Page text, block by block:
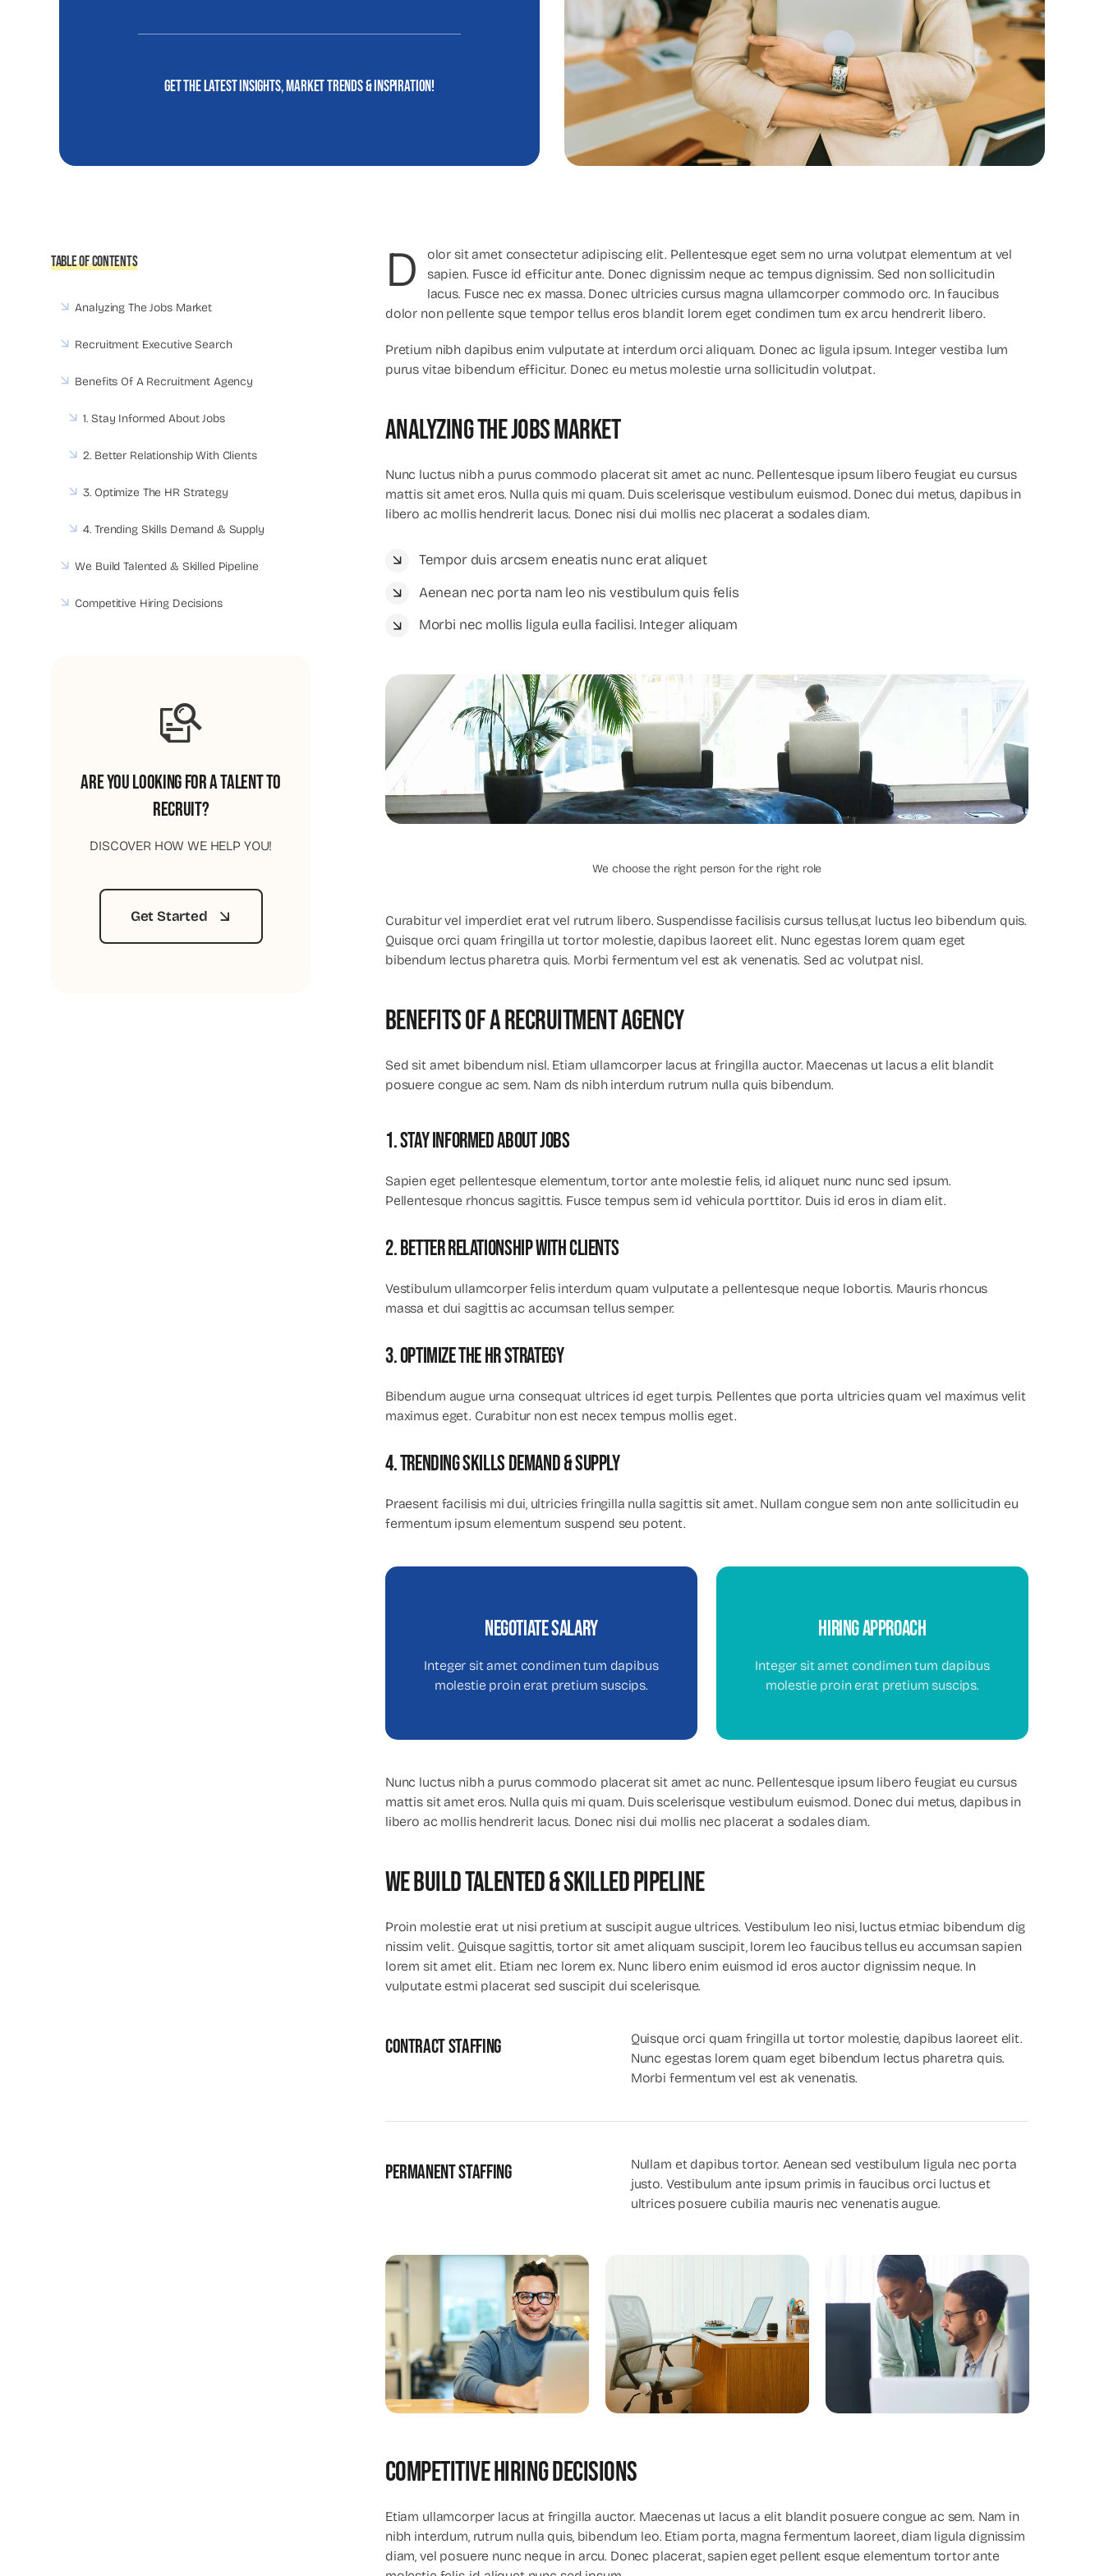
Get the latest insights, market trends & inspiration!
Table Of Contents
Analyzing The Jobs Market
Recruitment Executive Search
Benefits Of A Recruitment Agency
1. Stay Informed About Jobs
2. Better Relationship With Clients
3. Optimize The HR Strategy
4. Trending Skills Demand & Supply
We Build Talented & Skilled Pipeline
Competitive Hiring Decisions
Are You Looking For A Talent To
Recruit?
DISCOVER HOW WE HELP YOU!
Get Started
D
olor sit amet consectetur adipiscing elit. Pellentesque eget sem no urna volutpat elementum at vel
sapien. Fusce id efficitur ante. Donec dignissim neque ac tempus dignissim. Sed non sollicitudin
lacus. Fusce nec ex massa. Donec ultricies cursus magna ullamcorper commodo orc. In faucibus
dolor non pellente sque tempor tellus eros blandit lorem eget condimen tum ex arcu hendrerit libero.
Pretium nibh dapibus enim vulputate at interdum orci aliquam. Donec ac ligula ipsum. Integer vestiba lum
purus vitae bibendum efficitur. Donec eu metus molestie urna sollicitudin volutpat.
Analyzing The Jobs Market
Nunc luctus nibh a purus commodo placerat sit amet ac nunc. Pellentesque ipsum libero feugiat eu cursus
mattis sit amet eros. Nulla quis mi quam. Duis scelerisque vestibulum euismod. Donec dui metus, dapibus in
libero ac mollis hendrerit lacus. Donec nisi dui mollis nec placerat a sodales diam.
Tempor duis arcsem eneatis nunc erat aliquet
Aenean nec porta nam leo nis vestibulum quis felis
Morbi nec mollis ligula eulla facilisi. Integer aliquam
Recruitment Executive Search
We choose the right person for the right role
Curabitur vel imperdiet erat vel rutrum libero. Suspendisse facilisis cursus tellus,at luctus leo bibendum quis.
Quisque orci quam fringilla ut tortor molestie, dapibus laoreet elit. Nunc egestas lorem quam eget
bibendum lectus pharetra quis. Morbi fermentum vel est ak venenatis. Sed ac volutpat nisl.
Benefits Of A Recruitment Agency
Sed sit amet bibendum nisl. Etiam ullamcorper lacus at fringilla auctor. Maecenas ut lacus a elit blandit
posuere congue ac sem. Nam ds nibh interdum rutrum nulla quis bibendum.
1. Stay informed about jobs
Sapien eget pellentesque elementum, tortor ante molestie felis, id aliquet nunc nunc sed ipsum.
Pellentesque rhoncus sagittis. Fusce tempus sem id vehicula porttitor. Duis id eros in diam elit.
2. Better relationship with clients
Vestibulum ullamcorper felis interdum quam vulputate a pellentesque neque lobortis. Mauris rhoncus
massa et dui sagittis ac accumsan tellus semper.
3. Optimize the HR strategy
Bibendum augue urna consequat ultrices id eget turpis. Pellentes que porta ultricies quam vel maximus velit
maximus eget. Curabitur non est necex tempus mollis eget.
4. Trending skills demand & supply
Praesent facilisis mi dui, ultricies fringilla nulla sagittis sit amet. Nullam congue sem non ante sollicitudin eu
fermentum ipsum elementum suspend seu potent.
Negotiate Salary
Integer sit amet condimen tum dapibus
molestie proin erat pretium suscips.
Your Content Goes Here
Hiring Approach
Integer sit amet condimen tum dapibus
molestie proin erat pretium suscips.
Your Content Goes Here
Nunc luctus nibh a purus commodo placerat sit amet ac nunc. Pellentesque ipsum libero feugiat eu cursus
mattis sit amet eros. Nulla quis mi quam. Duis scelerisque vestibulum euismod. Donec dui metus, dapibus in
libero ac mollis hendrerit lacus. Donec nisi dui mollis nec placerat a sodales diam.
We Build Talented & Skilled Pipeline
Proin molestie erat ut nisi pretium at suscipit augue ultrices. Vestibulum leo nisi, luctus etmiac bibendum dig
nissim velit. Quisque sagittis, tortor sit amet aliquam suscipit, lorem leo faucibus tellus eu accumsan sapien
lorem sit amet elit. Etiam nec lorem ex. Nunc libero enim euismod id eros auctor dignissim neque. In
vulputate estmi placerat sed suscipit dui scelerisque.
Contract staffing
Quisque orci quam fringilla ut tortor molestie, dapibus laoreet elit.
Nunc egestas lorem quam eget bibendum lectus pharetra quis.
Morbi fermentum vel est ak venenatis.
Permanent staffing
Nullam et dapibus tortor. Aenean sed vestibulum ligula nec porta
justo. Vestibulum ante ipsum primis in faucibus orci luctus et
ultrices posuere cubilia mauris nec venenatis augue.
Competitive Hiring Decisions
Etiam ullamcorper lacus at fringilla auctor. Maecenas ut lacus a elit blandit posuere congue ac sem. Nam in
nibh interdum, rutrum nulla quis, bibendum leo. Etiam porta, magna fermentum laoreet, diam ligula dignissim
diam, vel posuere nunc neque in arcu. Donec placerat, sapien eget pellent esque elementum tortor ante